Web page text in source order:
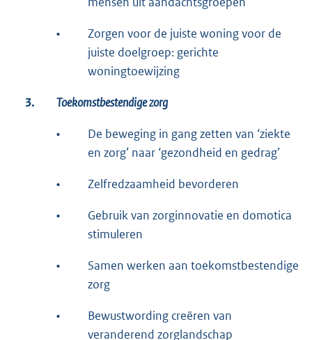
•
Zorgen voor de juiste woning voor de
juiste doelgroep: gerichte
woningtoewijzing
3. Toekomstbestendige zorg
•
De beweging in gang zetten van ‘ziekte
en zorg’ naar ‘gezondheid en gedrag’
• Zelfredzaamheid bevorderen
•
Gebruik van zorginnovatie en domotica
stimuleren
•
Samen werken aan toekomstbestendige
zorg
•
Bewustwording creëren van
veranderend zorglandschap